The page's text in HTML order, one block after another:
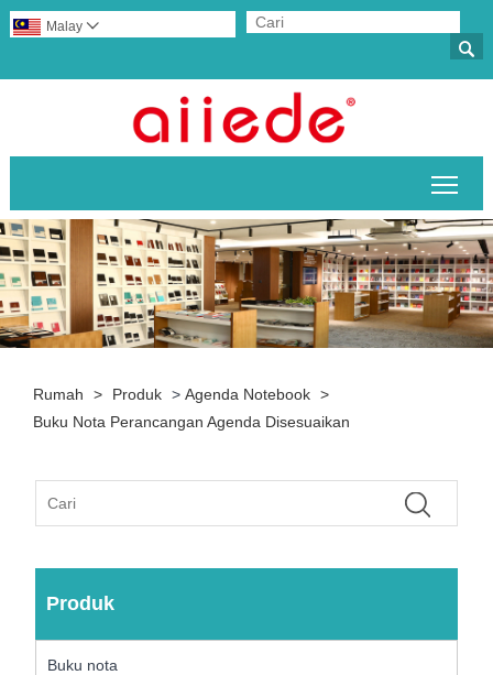

Malay 
Rumah > Produk >Agenda Notebook >
Buku Nota Perancangan Agenda Disesuaikan
Produk
Buku nota